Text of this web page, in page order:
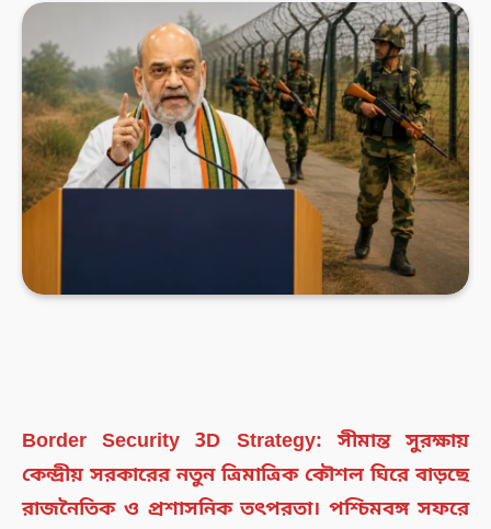
Border Security 3D Strategy: সীমান্ত সুরক্ষায়
কেন্দ্রীয় সরকারের নতুন ত্রিমাত্রিক কৌশল ঘিরে বাড়ছে
রাজনৈতিক ও প্রশাসনিক তৎপরতা। পশ্চিমবঙ্গ সফরে